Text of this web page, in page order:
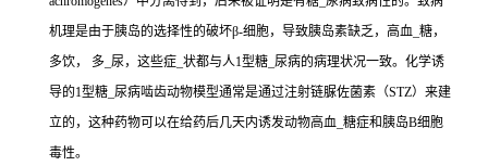
机理是由于胰岛的选择性的破坏β-细胞，导致胰岛素缺乏，高血_糖，
多饮， 多_尿，这些症_状都与人1型糖_尿病的病理状况一致。化学诱
导的1型糖_尿病啮齿动物模型通常是通过注射链脲佐菌素（STZ）来建
立的，这种药物可以在给药后几天内诱发动物高血_糖症和胰岛B细胞
毒性。